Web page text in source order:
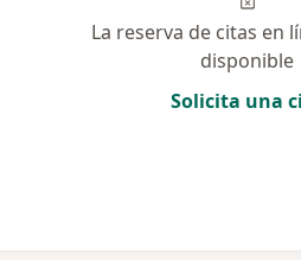
La reserva de citas en
disponible
Solicita una